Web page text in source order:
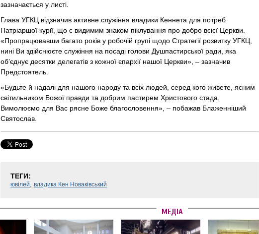
зазначається у листі.
Глава УГКЦ відзначив активне служіння владики Кеннета для потреб
Патріаршої курії, що є видимим знаком піклування про добро всієї Церкви.
«Пропрацювавши багато років у робочій групі щодо Стратегії розвитку УГКЦ,
нині Ви здійснюєте служіння на посаді голови Душпастирської ради, яка
об’єднує десятки делегатів з кожної єпархії нашої Церкви», – зазначив
Предстоятель.
«Будьте й надалі для нашого народу та всіх людей, серед кого живете, ясним
світильником Божої правди та добрим пастирем Христового стада.
Вимолюємо для Вас рясне Боже благословення», – побажав Блаженніший
Святослав.
ТЕГИ:
ювілей, владика Кен Новаківський
МЕДІА